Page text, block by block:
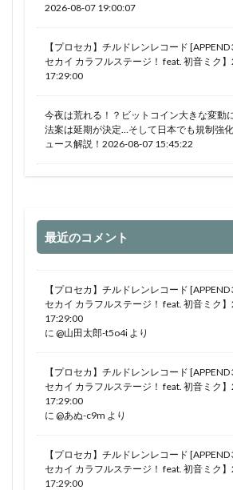
2026-08-07 19:00:07
【プロセカ】チルドレンレコード
セカイ カラフルステージ！ feat. 初音ミク
17:29:00
今夜は荒れる！？ビットコイン大きな変動
法案は延期が決定…そして日本でも規制強
ュース解説！2026-08-07 15:45:22
最近のコメント
【プロセカ】チルドレンレコード
セカイ カラフルステージ！ feat. 初音ミク
17:29:00
に @山田太郎-t5o4i より
【プロセカ】チルドレンレコード
セカイ カラフルステージ！ feat. 初音ミク
17:29:00
に @あぬ-c9m より
【プロセカ】チルドレンレコード
セカイ カラフルステージ！ feat. 初音ミク
17:29:00